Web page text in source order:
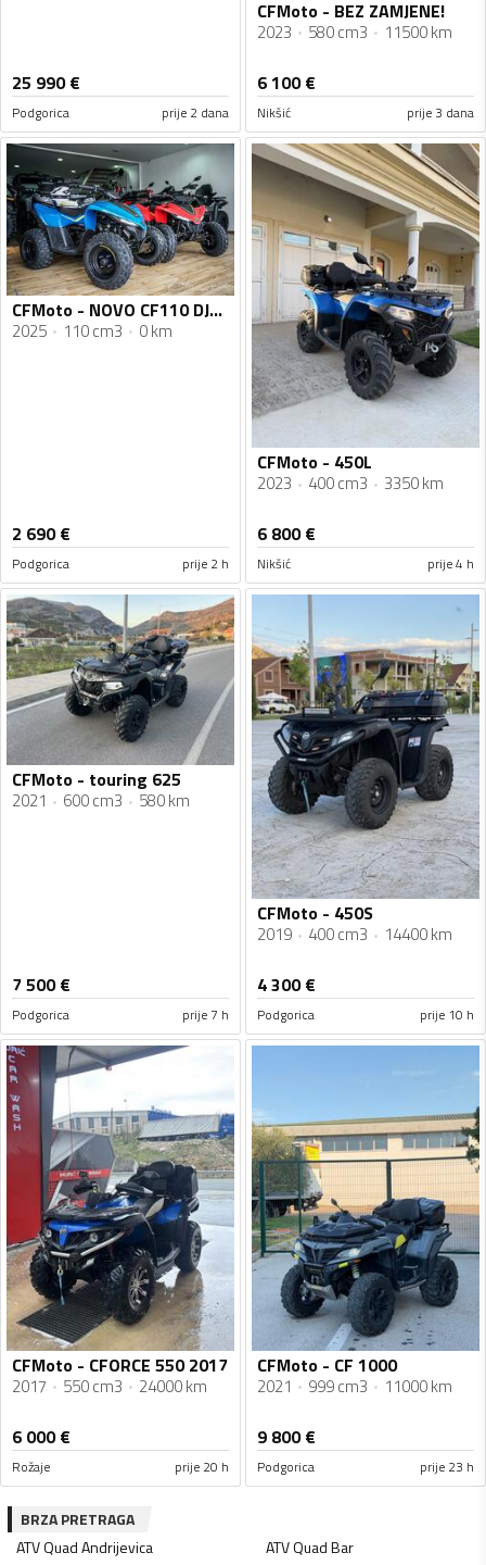
25 990€
Podgorica prije 2 dana
CFMoto - BEZ ZAMJENE!
2023 580 cm3 11500 km
6 100€
Nikšić prije 3 dana
CFMoto - NOVO CF110 DJECIJI ATV
2025 110 cm3 0 km
2 690€
Podgorica prije 2 h
CFMoto - 450L
2023 400 cm3 3350 km
6 800€
Nikšić prije 4 h
CFMoto - touring 625
2021 600 cm3 580 km
7 500€
Podgorica prije 7 h
CFMoto - 450S
2019 400 cm3 14400 km
4 300€
Podgorica prije 10 h
CFMoto - CFORCE 550 2017
2017 550 cm3 24000 km
6 000€
Rožaje prije 20 h
CFMoto - CF 1000
2021 999 cm3 11000 km
9 800€
Podgorica prije 23 h
BRZA PRETRAGA
ATV QuadAndrijevica ATV QuadBar